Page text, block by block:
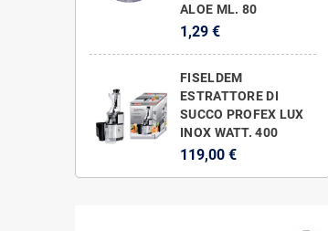
ALOE ML. 80
1,29 €
FISELDEM
ESTRATTORE DI
SUCCO PROFEX LUX
INOX WATT. 400
119,00 €